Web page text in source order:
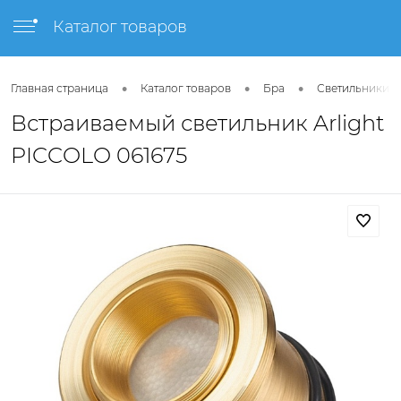
Каталог товаров
Главная страница • Каталог товаров • Бра • Светильники
Встраиваемый светильник Arlight
PICCOLO 061675